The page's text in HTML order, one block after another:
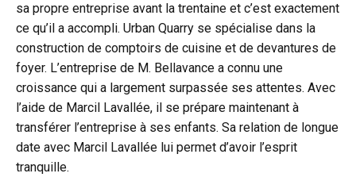
sa propre entreprise avant la trentaine et c’est exactement
ce qu’il a accompli. Urban Quarry se spécialise dans la
construction de comptoirs de cuisine et de devantures de
foyer. L’entreprise de M. Bellavance a connu une
croissance qui a largement surpassée ses attentes. Avec
l’aide de Marcil Lavallée, il se prépare maintenant à
transférer l’entreprise à ses enfants. Sa relation de longue
date avec Marcil Lavallée lui permet d’avoir l’esprit
tranquille.